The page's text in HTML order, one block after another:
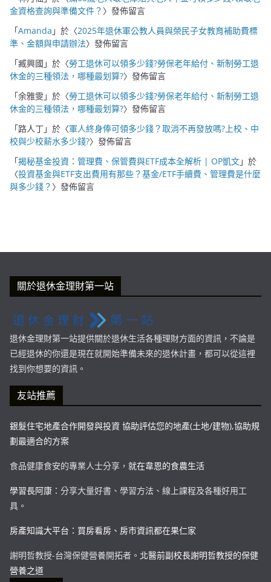
金資格查詢與準備文件？ 〉發佈留言
「Amanda 」於〈2025年退休軍公教人員與榮民子女教育補助費標
準、金額與申請辦法〉發佈留言
「臧興國 」於〈勞工退休可以領多少錢?勞保老年給付、新制勞工退
休金的三種領法，哪種最划算?〉發佈留言
「余雅雯」於〈勞工退休可以領多少錢?勞保老年給付、新制勞工退
休金的三種領法，哪種最划算?〉發佈留言
「路人丁」於〈軍人終身俸可領多少錢？取消不再發放嗎?上校、中
校與少校薪水多少錢?〉發佈留言
「揭秘基金投資：管理費、保管費與ETF成本全解析 | OP凱文」於
〈投資基金與ETF支出費用有那些？基金/ETF手續費、管理費是什麼
與多少錢？ 〉發佈留言
關於退休金理財第一站
退休金理財第一站提供關於退休生活各種理財方面的資訊，不論是
已經退休的你還是現在就開始準備未來的退休計畫，都可以從這裡
找到你想要的資訊。
友站推薦
銀髮住宅地產合作開發與投資 協助評估您的地產(土地/建物),協助規
劃最適合的方案
食品健康食安的專業人士分享， 就在韋恩的食農生活
學習長阿康 ：分享大量好書、學習方法、線上課程及各種好用工
具。
房產知識大平台：買房看房、房市資訊都在果仁家
謝明哲教授-台灣保健營養開拓者。 北醫前副校長謝明哲教授的保健
營養之道